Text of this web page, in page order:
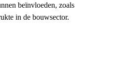
beïnvloeden, zoals
in de bouwsector.